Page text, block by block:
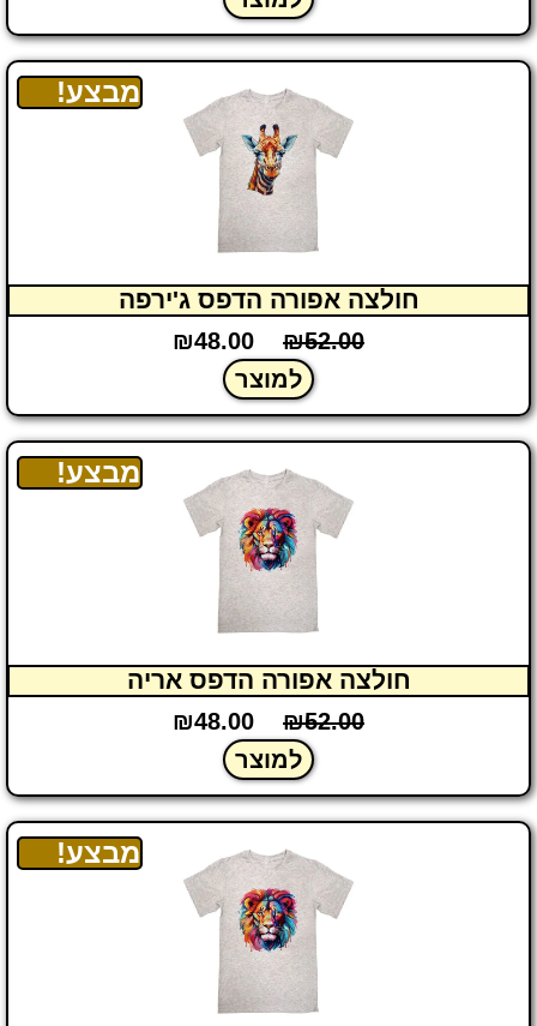
מבצע!
חולצה אפורה הדפס ג'ירפה
₪52.00
₪48.00
למוצר
מבצע!
חולצה אפורה הדפס אריה
₪52.00
₪48.00
למוצר
מבצע!